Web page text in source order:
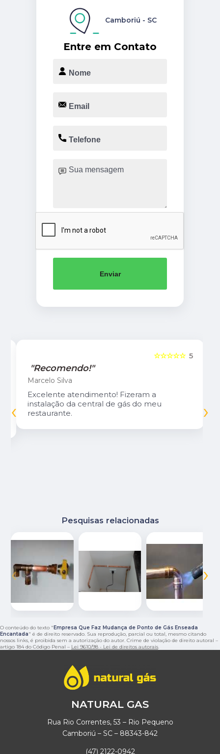
Entre em Contato
Camboriú - SC
Enviar
5
☆☆☆☆☆
"Recomendo!"
Marcelo Silva
Excelente atendimento! Fizeram a
instalação da central de gás do meu
restaurante.
‹ ›
Pesquisas relacionadas
‹ ›
O conteúdo do texto " Empresa Que Faz Mudança de Ponto de Gás Enseada
Encantada" é de direito reservado. Sua reprodução, parcial ou total, mesmo citando
nossos links, é proibida sem a autorização do autor. Crime de violação de direito autoral –
artigo 184 do Código Penal – Lei 9610/98 - Lei de direitos autorais.
NATURAL GAS
Rua Rio Correntes, 53 – Rio Pequeno
Camboriú – SC – 88343-842
(47) 2122-0942